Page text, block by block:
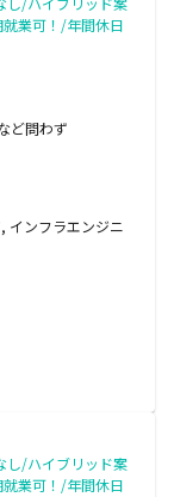
業可！/年間休日
ど問わず
インフラエンジニ
し/ハイブリッド案
業可！/年間休日